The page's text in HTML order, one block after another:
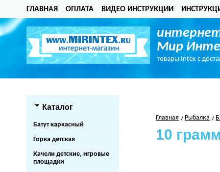
ГЛАВНАЯ ОПЛАТА ВИДЕО ИНСТРУКЦИИ
Мир
товары Intex с
Каталог
Батут каркасный
Горка детская
Качели детские, игровые
площадки
Главная Рыбалка
10 грамм